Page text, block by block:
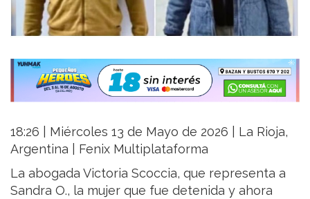
18:26 | Miércoles 13 de Mayo de 2026 | La Rioja,
Argentina | Fenix Multiplataforma
La abogada Victoria Scoccia, que representa a
Sandra O., la mujer que fue detenida y ahora